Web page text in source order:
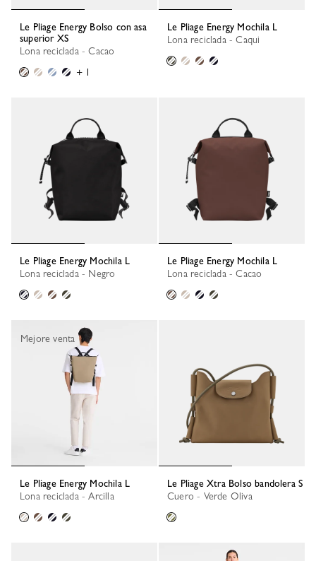
Le Pliage Energy Bolso con asa
superior XS
Lona reciclada - Cacao
+ 1
Le Pliage Energy Mochila L
Lona reciclada - Caqui
Le Pliage Energy Mochila L
Lona reciclada - Negro
Le Pliage Energy Mochila L
Lona reciclada - Cacao
Le Pliage Energy Mochila L
Lona reciclada - Arcilla
Mejore venta
Le Pliage Xtra Bolso bandolera S
Cuero - Verde Oliva